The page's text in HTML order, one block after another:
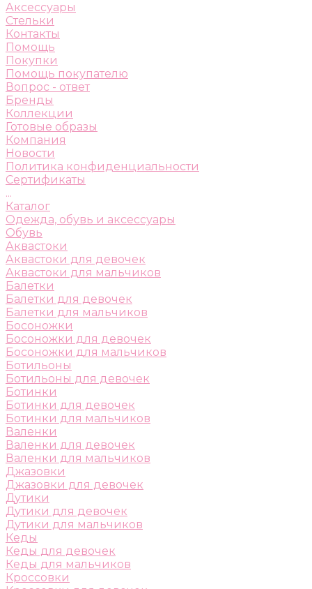
Аксессуары
Стельки
Контакты
Помощь
Покупки
Помощь покупателю
Вопрос - ответ
Бренды
Коллекции
Готовые образы
Компания
Новости
Политика конфиденциальности
Сертификаты
...
Каталог
Одежда, обувь и аксессуары
Обувь
Аквастоки
Аквастоки для девочек
Аквастоки для мальчиков
Балетки
Балетки для девочек
Балетки для мальчиков
Босоножки
Босоножки для девочек
Босоножки для мальчиков
Ботильоны
Ботильоны для девочек
Ботинки
Ботинки для девочек
Ботинки для мальчиков
Валенки
Валенки для девочек
Валенки для мальчиков
Джазовки
Джазовки для девочек
Дутики
Дутики для девочек
Дутики для мальчиков
Кеды
Кеды для девочек
Кеды для мальчиков
Кроссовки